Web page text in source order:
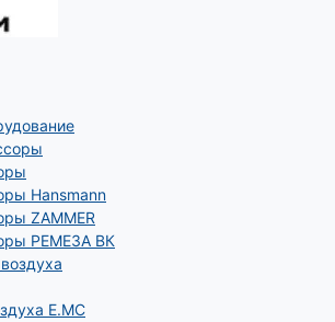
Hansmann
ZAMMER
РЕМЕЗА ВК
E.MC